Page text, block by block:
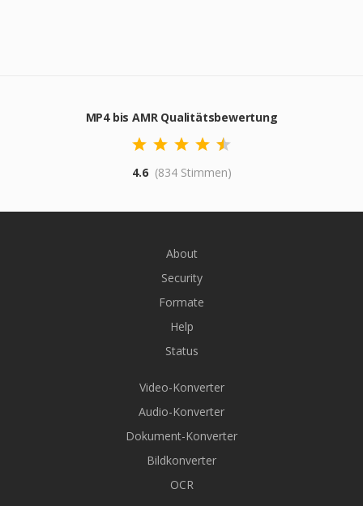
MP4 bis AMR Qualitätsbewertung
4.6 (834 Stimmen)
About
Security
Formate
Help
Status
Video-Konverter
Audio-Konverter
Dokument-Konverter
Bildkonverter
OCR